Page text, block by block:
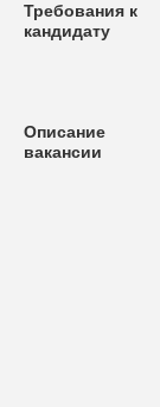
Требования к
кандидату
Описание
вакансии